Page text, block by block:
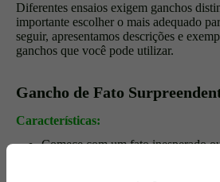
Diferentes ensaios exigem ganchos
importante escolher o mais adequado
seguir, apresentamos descrições e
ganchos que você pode utilizar.
Gancho de Fato
Características:
Comece com um fato inesperado